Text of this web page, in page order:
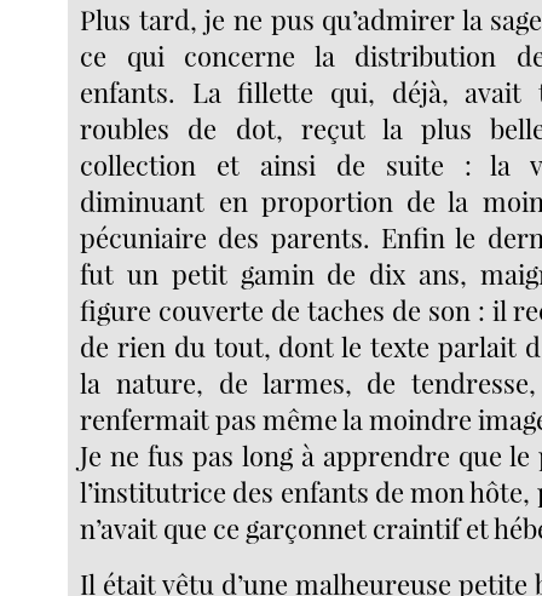
Plus tard, je ne pus qu’admirer la
ce qui concerne la distribution
enfants. La fillette qui, déjà,
roubles de dot, reçut la plus
collection et ainsi de suite : la
diminuant en proportion de la
pécuniaire des parents. Enfin le
fut un petit gamin de dix ans,
figure couverte de taches de son : il
de rien du tout, dont le texte parlait
la nature, de larmes, de
renfermait pas même la moindre
Je ne fus pas long à apprendre que
l’institutrice des enfants de mon hôte,
n’avait que ce garçonnet craintif et
Il était vêtu d’une malheureuse petite